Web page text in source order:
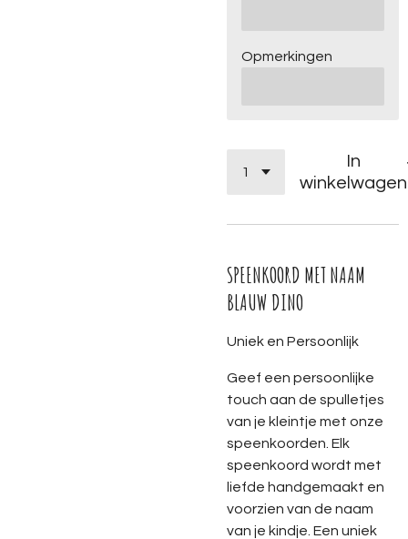
Opmerkingen
In
winkelwagen
SPEENKOORD MET NAAM
BLAUW DINO
Uniek en Persoonlijk
Geef een persoonlijke
touch aan de spulletjes
van je kleintje met onze
speenkoorden. Elk
speenkoord wordt met
liefde handgemaakt en
voorzien van de naam
van je kindje. Een uniek